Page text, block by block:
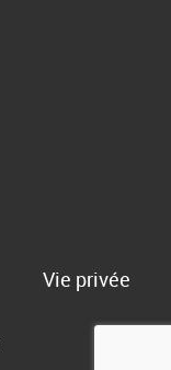
Vie privée